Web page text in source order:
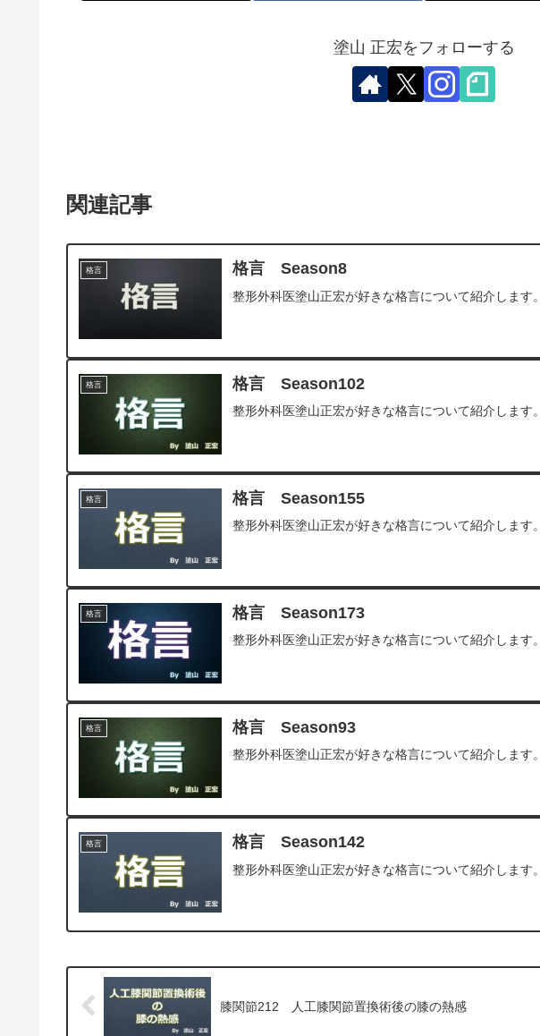
塗山 正宏をフォローする
関連記事
格言 格言 Season8
整形外科医塗山正宏が好きな格言について紹介します。
格言 格言 Season102
整形外科医塗山正宏が好きな格言について紹介します。
格言 格言 Season155
整形外科医塗山正宏が好きな格言について紹介します。
格言 格言 Season173
整形外科医塗山正宏が好きな格言について紹介します。
格言 格言 Season93
整形外科医塗山正宏が好きな格言について紹介します。
格言 格言 Season142
整形外科医塗山正宏が好きな格言について紹介します。
膝関節212 人工膝関節置換術後の膝の熱感